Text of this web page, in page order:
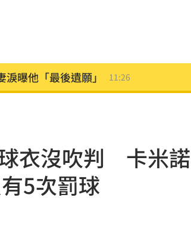
消失16天…死在田裡 11:23
挨批 衛福部:無欺瞞
終連4亮紅燈漲停
！父母愛犬摯友過世
里 放眼商務與轉運
突翻紅 老粉全瘋了
衣沒吹判 卡米諾
5次罰球